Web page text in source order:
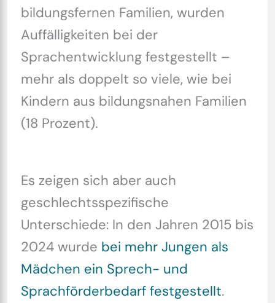
bildungsfernen Familien, wurden
Auffälligkeiten bei der
Sprachentwicklung festgestellt –
mehr als doppelt so viele, wie bei
Kindern aus bildungsnahen Familien
(18 Prozent).
Es zeigen sich aber auch
geschlechtsspezifische
Unterschiede: In den Jahren 2015 bis
2024 wurde bei mehr Jungen als
Mädchen ein Sprech- und
Sprachförderbedarf festgestellt.